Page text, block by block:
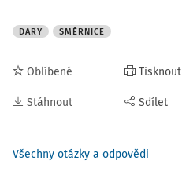
DARY SMĚRNICE
Oblíbené
Stáhnout
Tisknout
Sdílet
Všechny otázky a odpovědi